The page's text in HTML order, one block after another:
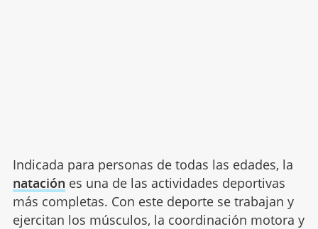
Indicada para personas de todas las edades, la
natación es una de las actividades deportivas
más completas. Con este deporte se trabajan y
ejercitan los músculos, la coordinación motora y